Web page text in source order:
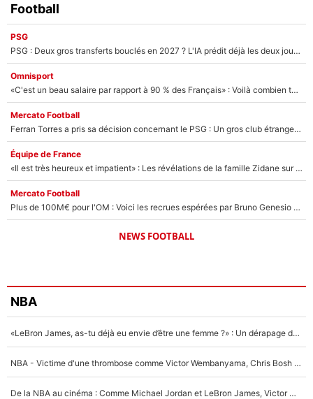
Football
PSG
PSG : Deux gros transferts bouclés en 2027 ? L'IA prédit déjà les deux joueurs qui pourraient rejoindre Luis Enrique !
Omnisport
«C'est un beau salaire par rapport à 90 % des Français» : Voilà combien touchait Nelson Monfort sur France Télévisions avant de rejoindre CNews
Mercato Football
Ferran Torres a pris sa décision concernant le PSG : Un gros club étranger prêt à relancer le feuilleton pour la signature du champion du monde 2026 !
Équipe de France
«Il est très heureux et impatient» : Les révélations de la famille Zidane sur sa prise de pouvoir en équipe de France !
Mercato Football
Plus de 100M€ pour l'OM : Voici les recrues espérées par Bruno Genesio et Grégory Lorenzi après l’opération dégraissage
NEWS FOOTBALL
NBA
«LeBron James, as-tu déjà eu envie d’être une femme ?» : Un dérapage de Donald Trump sur la superstar de la NBA refait surface
NBA - Victime d'une thrombose comme Victor Wembanyama, Chris Bosh prévient le Français des risques sur sa santé : «J’ai failli mourir sur le coup et j’ai été ramené à la vie»
De la NBA au cinéma : Comme Michael Jordan et LeBron James, Victor Wembanyama rêve d'une carrière d'acteur !